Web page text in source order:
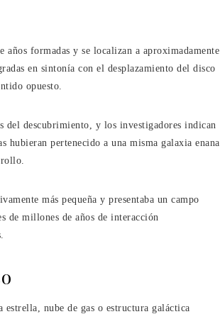
años formadas y se localizan a aproximadamente
en sintonía con el desplazamiento del disco
opuesto.
del descubrimiento, y los investigadores indican
hubieran pertenecido a una misma galaxia enana
más pequeña y presentaba un campo
de millones de años de interacción
nube de gas o estructura galáctica